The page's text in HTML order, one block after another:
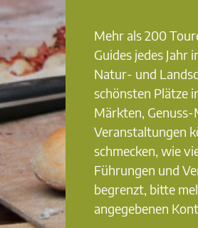
Mehr als 200
Guides jedes
Natur- und
schönsten Plätze
Märkten,
Veranstaltungen
schmecken, wie
Führungen und
begrenzt, bitte
angegebenen